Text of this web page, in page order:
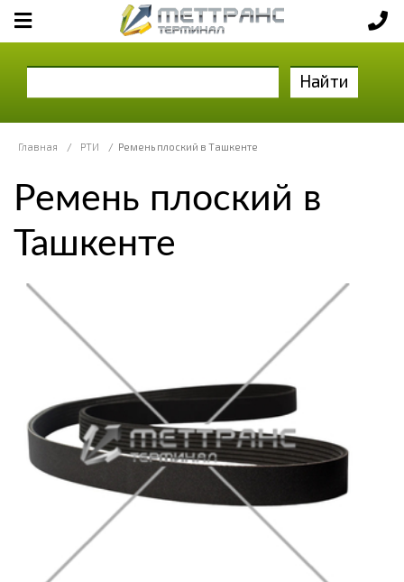
Найти
Главная / РТИ / Ремень плоский в Ташкенте
Ремень плоский в
Ташкенте